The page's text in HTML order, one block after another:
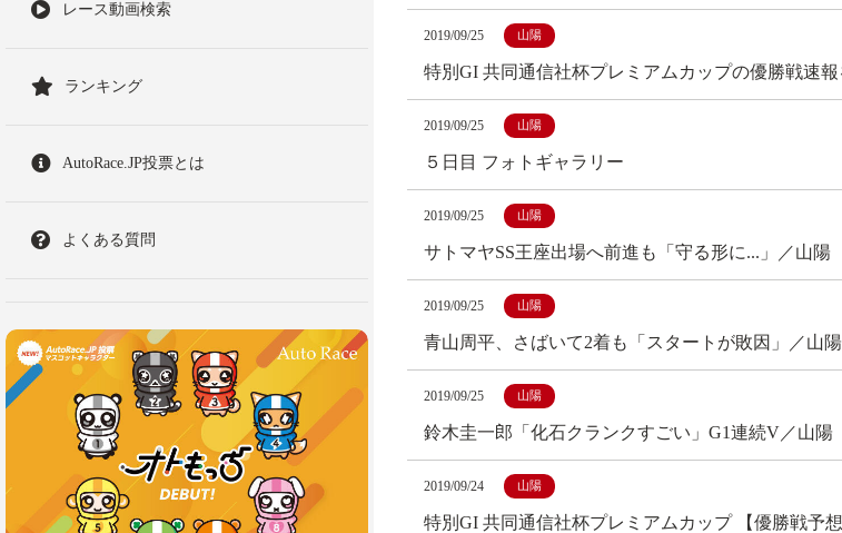
レース動画検索
ランキング
AutoRace.JP投票とは
よくある質問
2019/09/25 山陽
特別GI 共同通信社杯プレミアムカップの優勝戦速報
2019/09/25 山陽
５日目 フォトギャラリー
2019/09/25 山陽
サトマヤSS王座出場へ前進も「守る形に...」／山陽
2019/09/25 山陽
青山周平、さばいて2着も「スタートが敗因」／山陽
2019/09/25 山陽
鈴木圭一郎「化石クランクすごい」G1連続V／山陽
2019/09/24 山陽
特別GI 共同通信社杯プレミアムカップ 【優勝戦予